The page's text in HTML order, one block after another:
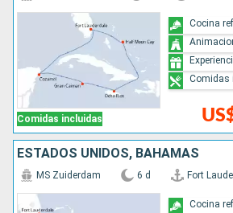
Comidas incluidas
Cocina
Comidas
ESTADOS UNIDOS, BAHAMAS
MS Zuiderdam 6 d Fort
Cocina